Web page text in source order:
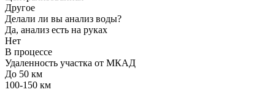
Другое
Делали ли вы анализ воды?
Да, анализ есть на руках
Нет
В процессе
Удаленность участка от МКАД
До 50 км
100-150 км